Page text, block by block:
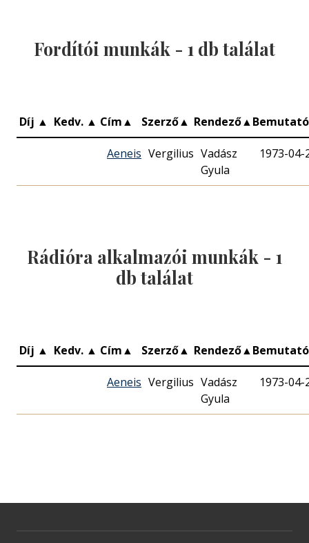
Fordítói munkák - 1 db találat
Díj ▲ Kedv. ▲ Cím▲ Szerző▲ Rendező▲
Aeneis Vergilius Vadász
Gyula
1973-04-
Rádióra alkalmazói munkák - 1
db találat
Díj ▲ Kedv. ▲ Cím▲ Szerző▲ Rendező▲
Aeneis Vergilius Vadász
Gyula
1973-04-